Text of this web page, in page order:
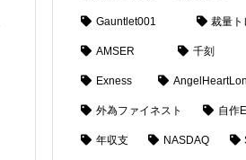
Gauntlet001 裁量ト
AMSER 千刻
Exness
外為ファイネスト 自作
年収支 NASDAQ